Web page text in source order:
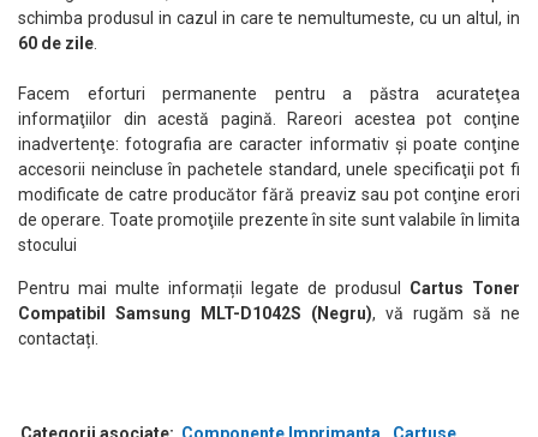
schimba produsul in cazul in care te nemultumeste, cu un altul, in
60 de zile
Facem eforturi permanente pentru a păstra acurateţea
informaţiilor din acestă pagină. Rareori acestea pot conţine
inadvertenţe: fotografia are caracter informativ şi poate conţine
accesorii neincluse în pachetele standard, unele specificaţii pot fi
modificate de catre producător fără preaviz sau pot conţine erori
de operare. Toate promoţiile prezente în site sunt valabile în limita
stocului
Pentru mai multe informații legate de produsul Cartus Toner
Compatibil Samsung MLT-D1042S (Negru), vă rugăm să ne
contactați.
Categorii asociate: Componente Imprimanta Cartuse